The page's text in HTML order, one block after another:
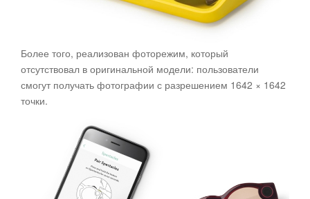
Более того, реализован фоторежим, который
отсутствовал в оригинальной модели: пользователи
смогут получать фотографии с разрешением 1642 × 1642
точки.